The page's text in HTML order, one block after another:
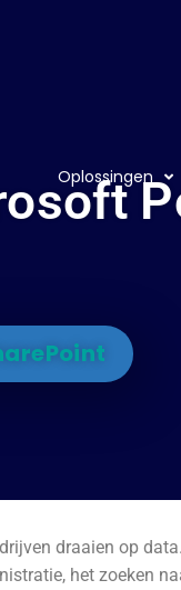
Oplossingen
draaien op
het zoeken